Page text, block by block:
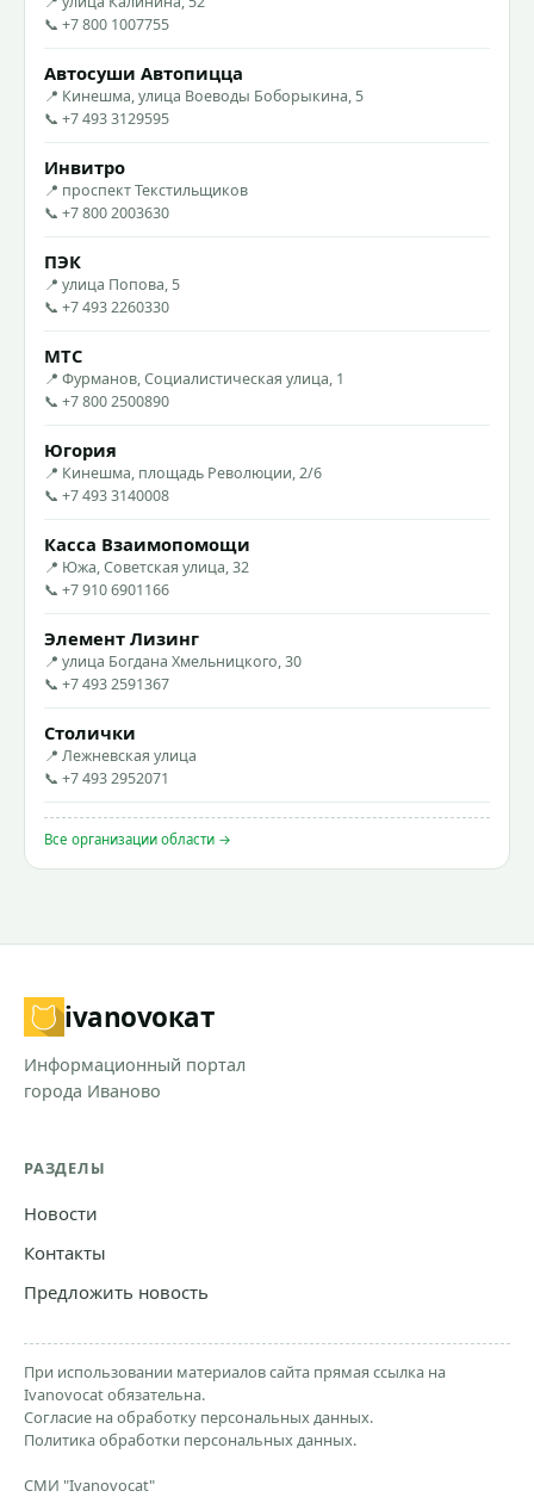
📞 +7 800 1007755
Автосуши Автопицца
📍 Кинешма, улица Воеводы Боборыкина, 5
📞 +7 493 3129595
Инвитро
📍 проспект Текстильщиков
📞 +7 800 2003630
ПЭК
📍 улица Попова, 5
📞 +7 493 2260330
МТС
📍 Фурманов, Социалистическая улица, 1
📞 +7 800 2500890
Югория
📍 Кинешма, площадь Революции, 2/6
📞 +7 493 3140008
Касса Взаимопомощи
📍 Южа, Советская улица, 32
📞 +7 910 6901166
Элемент Лизинг
📍 улица Богдана Хмельницкого, 30
📞 +7 493 2591367
Столички
📍 Лежневская улица
📞 +7 493 2952071
Все организации области →
ivanovoкат
Информационный портал
города Иваново
РАЗДЕЛЫ
Новости
Контакты
Предложить новость
При использовании материалов сайта прямая ссылка на
Ivanovocat обязательна.
Согласие на обработку персональных данных.
Политика обработки персональных данных.
СМИ "Ivanovocat"